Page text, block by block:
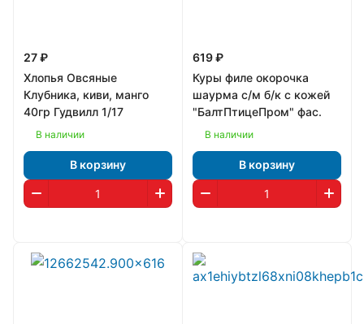
27 ₽
Хлопья Овсяные
Клубника, киви, манго
40гр Гудвилл 1/17
В наличии
В корзину
619 ₽
Куры филе окорочка
шаурма с/м б/к с кожей
"БалтПтицеПром" фас.
В наличии
В корзину